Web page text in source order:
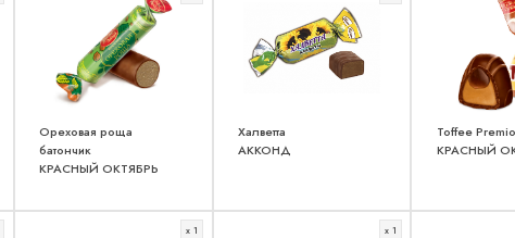
Ореховая роща
батончик
КРАСНЫЙ ОКТЯБРЬ
Халветта
АККОНД
Toffee Premio
КРАСНЫЙ
x 1 x 1